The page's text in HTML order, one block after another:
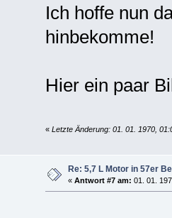
Ich hoffe nun
hinbekomme!
Hier ein paar
« Letzte Änderung: 01. 01. 1970,
Re: 5,7 L Motor in 57er
« Antwort #7 am: 01. 01.